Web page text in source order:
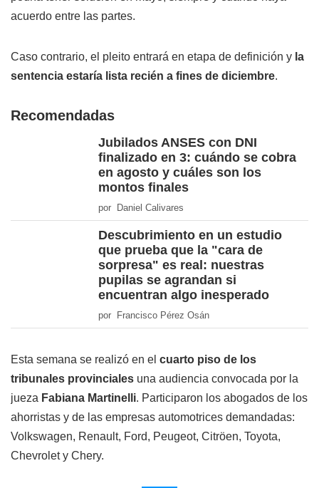
acuerdo entre las partes.
Caso contrario, el pleito entrará en etapa de definición y la
sentencia estaría lista recién a fines de diciembre.
Recomendadas
Jubilados ANSES con DNI
finalizado en 3: cuándo se cobra
en agosto y cuáles son los
montos finales
por Daniel Calivares
Descubrimiento en un estudio
que prueba que la "cara de
sorpresa" es real: nuestras
pupilas se agrandan si
encuentran algo inesperado
por Francisco Pérez Osán
Esta semana se realizó en el cuarto piso de los
tribunales provinciales una audiencia convocada por la
jueza Fabiana Martinelli. Participaron los abogados de los
ahorristas y de las empresas automotrices demandadas:
Volkswagen, Renault, Ford, Peugeot, Citröen, Toyota,
Chevrolet y Chery.